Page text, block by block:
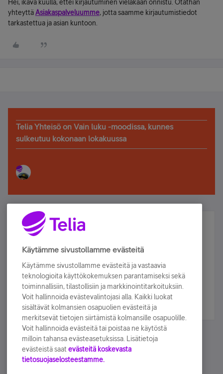
Hei, ikävä kuulla, ettei kirjautuminen vieläkään onnistu. Otathan
yhteyttäAsiakaspalveluumme, jotta saamme kirjautumistiedot
tarkastettua ja asian kuntoon.
Telia Yhteisö on Vain luku -moodissa, kunnes
sulkeutuu kokonaan lokakuussa
Älä jää paitsi – osallistu ja voita!
Tilaa Telian uutiskirje ja olet mukana arvonnassa.
sähköpostiisi.
Tilaa nyt
Käytämme sivustollamme evästeitä
Käytämme sivustollamme evästeitä ja vastaavia
teknologioita käyttökokemuksen parantamiseksi sekä
toiminnallisiin, tilastollisiin ja markkinointitarkoituksiin.
Voit hallinnoida evästevalintojasi alla. Kaikki luokat
sisältävät kolmansien osapuolien evästeitä ja
merkitsevät tietojen siirtämistä kolmansille osapuolille.
Voit hallinnoida evästeitä tai poistaa ne käytöstä
milloin tahansa evästeasetuksissa. Lisätietoja
evästeistä saat evästeitä koskevasta
tietosuojaselosteestamme.